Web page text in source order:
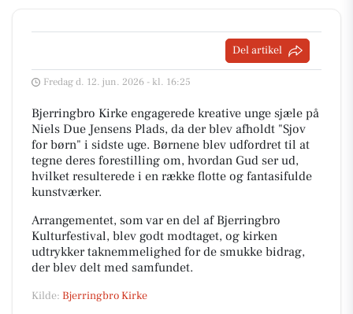
Del artikel
Fredag d. 12. jun. 2026 - kl. 16:25
Bjerringbro Kirke engagerede kreative unge sjæle på
Niels Due Jensens Plads, da der blev afholdt "Sjov
for børn" i sidste uge. Børnene blev udfordret til at
tegne deres forestilling om, hvordan Gud ser ud,
hvilket resulterede i en række flotte og fantasifulde
kunstværker.
Arrangementet, som var en del af Bjerringbro
Kulturfestival, blev godt modtaget, og kirken
udtrykker taknemmelighed for de smukke bidrag,
der blev delt med samfundet.
Kilde: Bjerringbro Kirke